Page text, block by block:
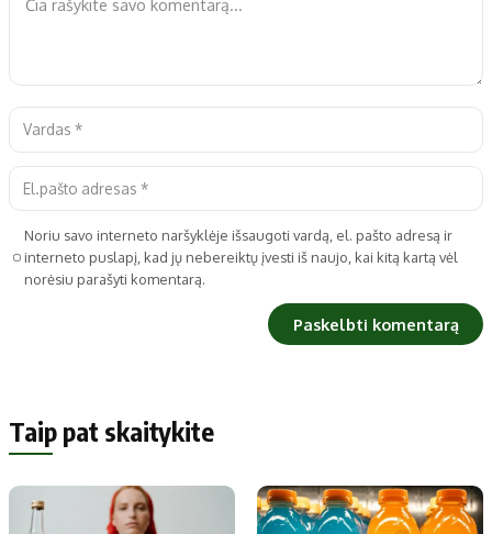
Noriu savo interneto naršyklėje išsaugoti vardą, el. pašto adresą ir
interneto puslapį, kad jų nebereiktų įvesti iš naujo, kai kitą kartą vėl
norėsiu parašyti komentarą.
Taip pat skaitykite